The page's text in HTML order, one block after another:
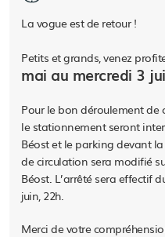
La vogue est de retour !
Petits et grands, venez
mai au mercredi 3
Pour le bon déroulement
le stationnement seront
Béost et le parking devant
de circulation sera modifié
Béost. L’arrêté sera effectif
juin, 22h.
Merci de votre